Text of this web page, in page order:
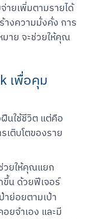
ยเพิ่มตามรายได้
งความมั่งคั่ง การ
าย จะช่วยให้คุณ
เพื่อคุม
นใช้ชีวิต แต่คือ
เติบโตของราย
วยให้คุณแยก
ขึ้น ด้วยฟีเจอร์
าย่อยตามเป้า